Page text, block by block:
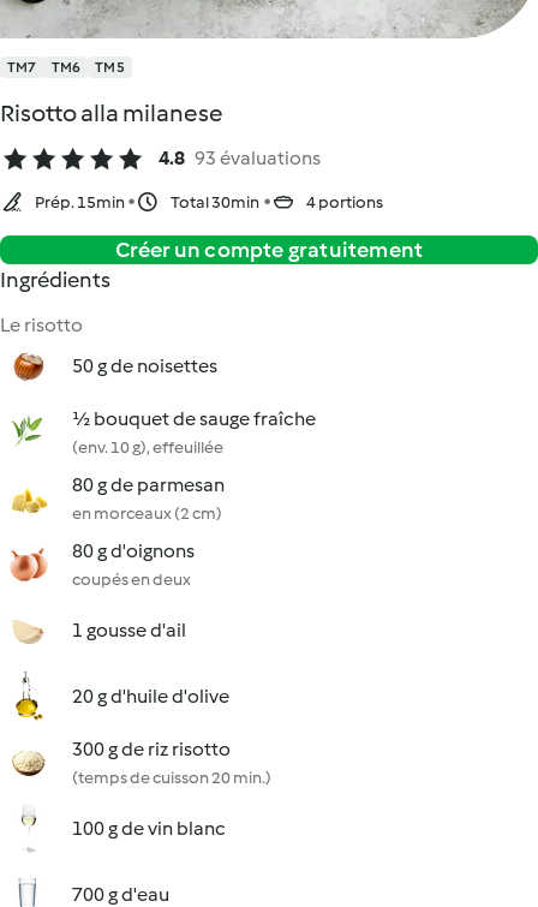
TM7 TM6 TM5
Risotto alla milanese
4.8 93 évaluations
Prép. 15min Total 30min 4 portions
Créer un compte gratuitement
Ingrédients
Le risotto
50 g de noisettes
½ bouquet de sauge fraîche
(env. 10 g), effeuillée
80 g de parmesan
en morceaux (2 cm)
80 g d'oignons
coupés en deux
1 gousse d'ail
20 g d'huile d'olive
300 g de riz risotto
(temps de cuisson 20 min.)
100 g de vin blanc
700 g d'eau